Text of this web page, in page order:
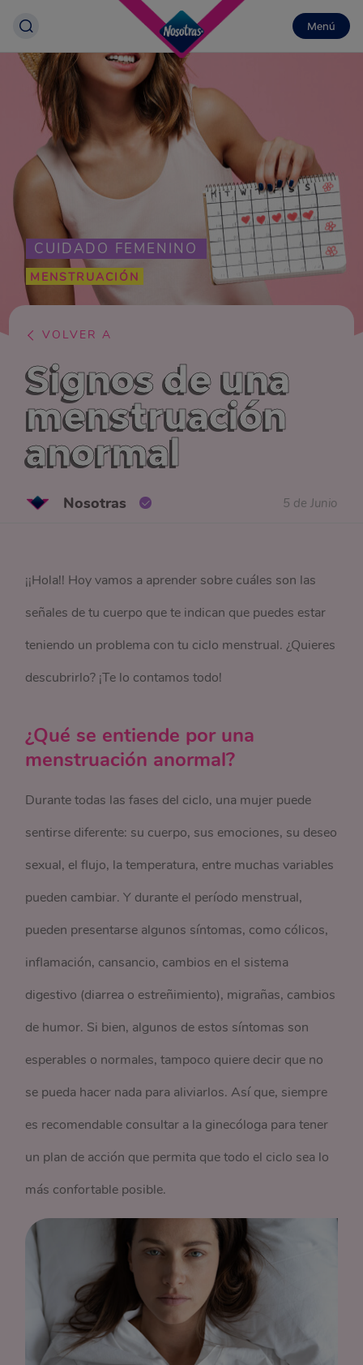
Menú
CUIDADO FEMENINO
MENSTRUACIÓN
VOLVER A
Signos de una
menstruación
anormal
Nosotras 5 de Junio
¡¡Hola!! Hoy vamos a aprender sobre cuáles son las
señales de tu cuerpo que te indican que puedes estar
teniendo un problema con tu ciclo menstrual. ¿Quieres
descubrirlo? ¡Te lo contamos todo!
¿Qué se entiende por una
menstruación anormal?
Durante todas las fases del ciclo, una mujer puede
sentirse diferente: su cuerpo, sus emociones, su deseo
sexual, el flujo, la temperatura, entre muchas variables
pueden cambiar. Y durante el período menstrual,
pueden presentarse algunos síntomas, como cólicos,
inflamación, cansancio, cambios en el sistema
digestivo (diarrea o estreñimiento), migrañas, cambios
de humor. Si bien, algunos de estos síntomas son
esperables o normales, tampoco quiere decir que no
se pueda hacer nada para aliviarlos. Así que, siempre
es recomendable consultar a la ginecóloga para tener
un plan de acción que permita que todo el ciclo sea lo
más confortable posible.